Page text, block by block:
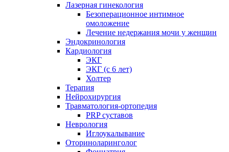
Лазерная гинекология
Безоперационное интимное
омоложение
Лечение недержания мочи у женщин
Эндокринология
Кардиология
ЭКГ
ЭКГ (с 6 лет)
Холтер
Терапия
Нейрохирургия
Травматология-ортопедия
PRP суставов
Неврология
Иглоукалывание
Оториноларинголог